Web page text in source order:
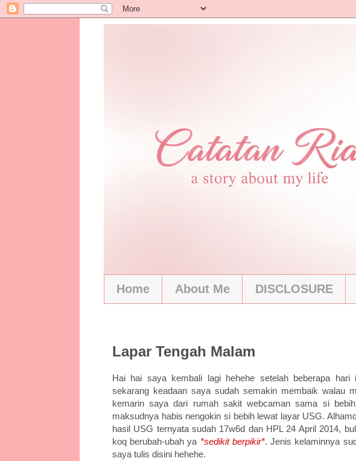
Home About Me DISCLOSURE
Lapar Tengah Malam
Hai hai saya kembali lagi hehehe setelah beberapa hari
sekarang keadaan saya sudah semakin membaik walau
kemarin saya dari rumah sakit webcaman sama si
maksudnya habis nengokin si bebih lewat layar USG.
hasil USG ternyata sudah 17w6d dan HPL 24 April 2014,
koq berubah-ubah ya *sedikit berpikir*. Jenis kelaminnya
saya tulis disini hehehe.